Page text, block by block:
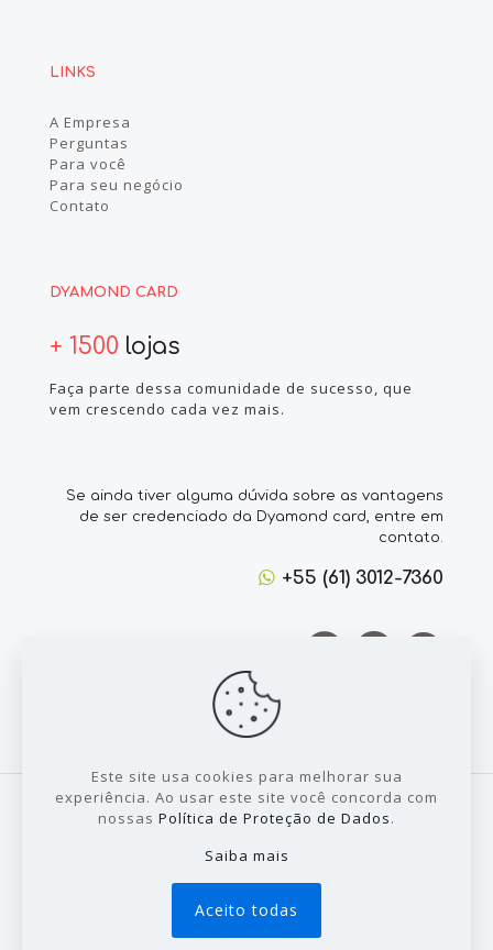
LINKS
A Empresa
Perguntas
Para você
Para seu negócio
Contato
DYAMOND CARD
+ 1500 lojas
Faça parte dessa comunidade de sucesso, que
vem crescendo cada vez mais.
Se ainda tiver alguma dúvida sobre as vantagens
de ser credenciado da Dyamond card, entre em
contato.
+55 (61) 3012-7360
© 2022 Todos direitos reservados a Dyamond
Card - Desenvolvido por:Sales Publicidade
Novo Credeciado
Este site usa cookies para melhorar sua
experiência. Ao usar este site você concorda com
nossas Política de Proteção de Dados.
Saiba mais
Aceito todas